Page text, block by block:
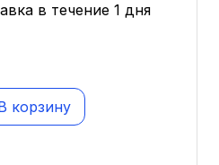
в течение 1 дня
корзину